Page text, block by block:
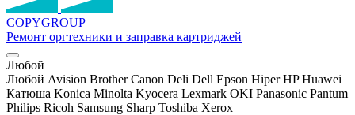
COPYGROUP
Ремонт оргтехники и заправка картриджей
Любой
Любой Avision Brother Canon Deli Dell Epson Hiper HP Huawei
Катюша Konica Minolta Kyocera Lexmark OKI Panasonic Pantum
Philips Ricoh Samsung Sharp Toshiba Xerox